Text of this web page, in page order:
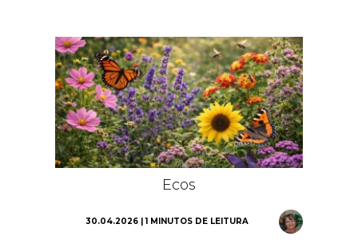
Ecos
30.04.2026 | 1 MINUTOS DE LEITURA